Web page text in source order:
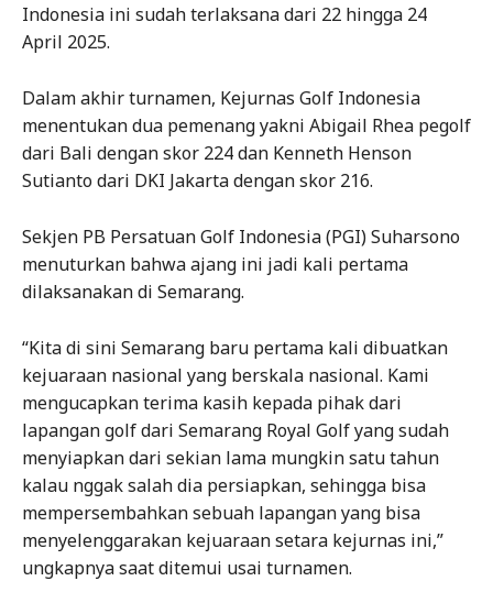
Indonesia ini sudah terlaksana dari 22 hingga 24
April 2025.
Dalam akhir turnamen, Kejurnas Golf Indonesia
menentukan dua pemenang yakni Abigail Rhea pegolf
dari Bali dengan skor 224 dan Kenneth Henson
Sutianto dari DKI Jakarta dengan skor 216.
Sekjen PB Persatuan Golf Indonesia (PGI) Suharsono
menuturkan bahwa ajang ini jadi kali pertama
dilaksanakan di Semarang.
“Kita di sini Semarang baru pertama kali dibuatkan
kejuaraan nasional yang berskala nasional. Kami
mengucapkan terima kasih kepada pihak dari
lapangan golf dari Semarang Royal Golf yang sudah
menyiapkan dari sekian lama mungkin satu tahun
kalau nggak salah dia persiapkan, sehingga bisa
mempersembahkan sebuah lapangan yang bisa
menyelenggarakan kejuaraan setara kejurnas ini,”
ungkapnya saat ditemui usai turnamen.